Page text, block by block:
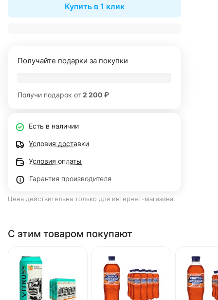
Купить в 1 клик
Получайте подарки за покупки
Получи подарок от 2 200 ₽
Есть в наличии
Условия доставки
Условия оплаты
Гарантия производителя
Цена действительна только для интернет-магазина.
С этим товаром покупают